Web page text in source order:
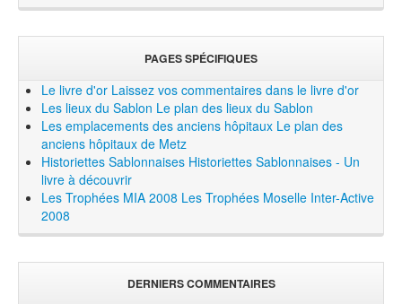
PAGES SPÉCIFIQUES
Le livre d'or Laissez vos commentaires dans le livre d'or
Les lieux du Sablon Le plan des lieux du Sablon
Les emplacements des anciens hôpitaux Le plan des
anciens hôpitaux de Metz
Historiettes Sablonnaises Historiettes Sablonnaises - Un
livre à découvrir
Les Trophées MIA 2008 Les Trophées Moselle Inter-Active
2008
DERNIERS COMMENTAIRES